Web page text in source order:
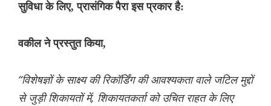
सुविधा के लिए, प्रासंगिक पैरा इस प्रकार है:
वकील ने प्रस्तुत किया,
“विशेषज्ञों के साक्ष्य की रिकॉर्डिंग की आवश्यकता वाले जटिल मुद्दों
से जुड़ी शिकायतों में, शिकायतकर्ता को उचित राहत के लिए